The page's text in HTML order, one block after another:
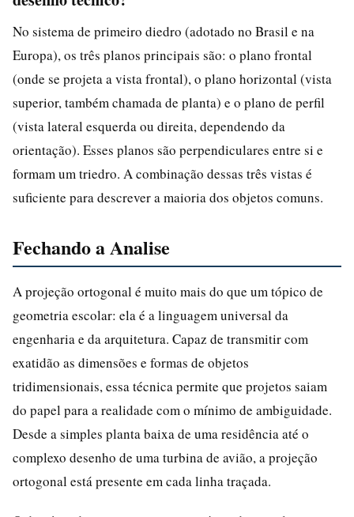
No sistema de primeiro diedro (adotado no Brasil e na
Europa), os três planos principais são: o plano frontal
(onde se projeta a vista frontal), o plano horizontal (vista
superior, também chamada de planta) e o plano de perfil
(vista lateral esquerda ou direita, dependendo da
orientação). Esses planos são perpendiculares entre si e
formam um triedro. A combinação dessas três vistas é
suficiente para descrever a maioria dos objetos comuns.
Fechando a Analise
A projeção ortogonal é muito mais do que um tópico de
geometria escolar: ela é a linguagem universal da
engenharia e da arquitetura. Capaz de transmitir com
exatidão as dimensões e formas de objetos
tridimensionais, essa técnica permite que projetos saiam
do papel para a realidade com o mínimo de ambiguidade.
Desde a simples planta baixa de uma residência até o
complexo desenho de uma turbina de avião, a projeção
ortogonal está presente em cada linha traçada.